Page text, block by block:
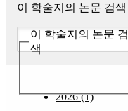
이 학술지의 논문 검색
이 학술지의 논문 검
색
2026 (1)